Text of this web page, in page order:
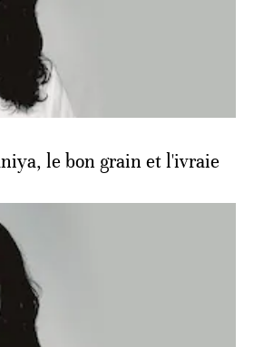
le bon grain et l'ivraie